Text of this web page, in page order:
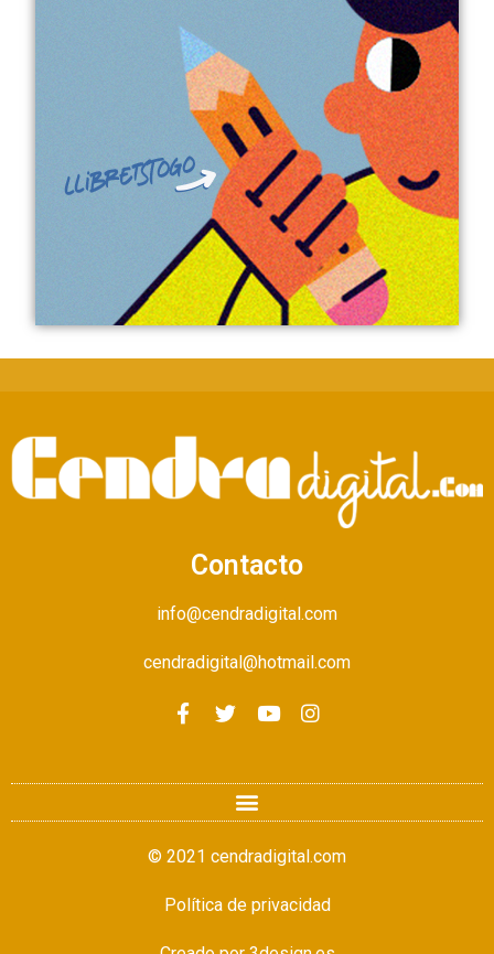
Contacto
info@cendradigital.com
cendradigital@hotmail.com
© 2021 cendradigital.com
Política de privacidad